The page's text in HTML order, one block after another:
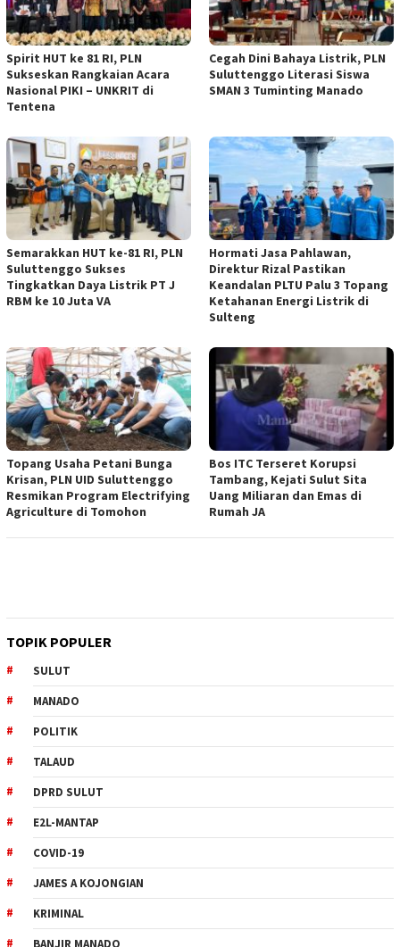
Spirit HUT ke 81 RI, PLN
Sukseskan Rangkaian Acara
Nasional PIKI – UNKRIT di
Tentena
Cegah Dini Bahaya Listrik, PLN
Suluttenggo Literasi Siswa
SMAN 3 Tuminting Manado
Semarakkan HUT ke-81 RI, PLN
Suluttenggo Sukses
Tingkatkan Daya Listrik PT J
RBM ke 10 Juta VA
Hormati Jasa Pahlawan,
Direktur Rizal Pastikan
Keandalan PLTU Palu 3 Topang
Ketahanan Energi Listrik di
Sulteng
Topang Usaha Petani Bunga
Krisan, PLN UID Suluttenggo
Resmikan Program Electrifying
Agriculture di Tomohon
Bos ITC Terseret Korupsi
Tambang, Kejati Sulut Sita
Uang Miliaran dan Emas di
Rumah JA
TOPIK POPULER
SULUT
MANADO
POLITIK
TALAUD
DPRD SULUT
E2L-MANTAP
COVID-19
JAMES A KOJONGIAN
KRIMINAL
BANJIR MANADO